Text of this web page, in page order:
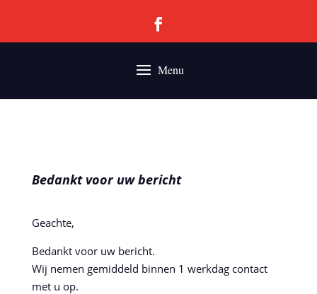
Bedankt voor uw bericht
Geachte,
Bedankt voor uw bericht.
Wij nemen gemiddeld binnen 1 werkdag contact
met u op.